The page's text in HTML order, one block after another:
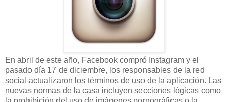
En abril de este año, Facebook compró Instagram y el
pasado día 17 de diciembre, los responsables de la red
social actualizaron los términos de uso de la aplicación. Las
nuevas normas de la casa incluyen secciones lógicas como